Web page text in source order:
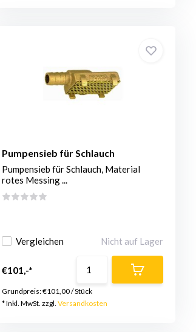
Pumpensieb für Schlauch
Pumpensieb für Schlauch, Material
rotes Messing ...
Vergleichen Nicht auf Lager
€101,-*
Grundpreis:€101,00/Stück
* Inkl. MwSt. zzgl.Versandkosten